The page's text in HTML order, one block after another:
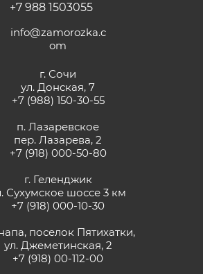
+7 988 1503055
info@zamorozka.c
om
г. Сочи
ул. Донская, 7
+7 (988) 150-30-55
п. Лазаревское
пер. Лазарева, 2
+7 (918) 000-50-80
г. Геленджик
Сухумское шоссе 3 км
+7 (918) 000-10-30
поселок Пятихатки,
ул. Джеметинская, 2
+7 (918) 00-112-00